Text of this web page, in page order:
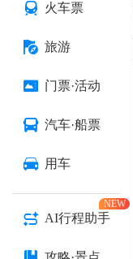
火车票
旅游
门票·活动
汽车·船票
用车
AI行程助手
NEW